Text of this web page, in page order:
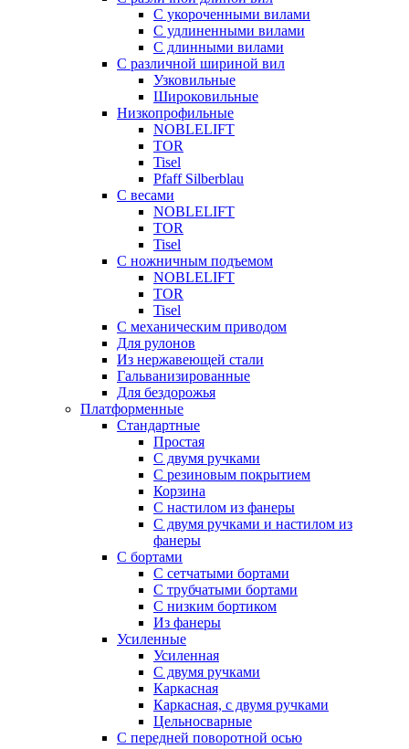
С укороченными вилами
С удлиненными вилами
С длинными вилами
С различной шириной вил
Узковильные
Широковильные
Низкопрофильные
NOBLELIFT
TOR
Tisel
Pfaff Silberblau
С весами
NOBLELIFT
TOR
Tisel
С ножничным подъемом
NOBLELIFT
TOR
Tisel
С механическим приводом
Для рулонов
Из нержавеющей стали
Гальванизированные
Для бездорожья
Платформенные
Стандартные
Простая
С двумя ручками
С резиновым покрытием
Корзина
С настилом из фанеры
С двумя ручками и настилом из
фанеры
С бортами
С сетчатыми бортами
С трубчатыми бортами
С низким бортиком
Из фанеры
Усиленные
Усиленная
С двумя ручками
Каркасная
Каркасная, с двумя ручками
Цельносварные
С передней поворотной осью